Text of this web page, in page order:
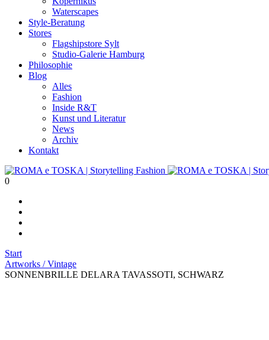
Waterscapes
Style-Beratung
Stores
Flagshipstore Sylt
Studio-Galerie Hamburg
Philosophie
Blog
Alles
Fashion
Inside R&T
Kunst und Literatur
News
Archiv
Kontakt
0
Start
Artworks / Vintage
SONNENBRILLE DELARA TAVASSOTI, SCHWARZ